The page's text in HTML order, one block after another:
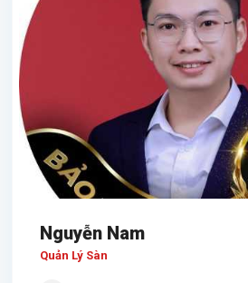
Nguyễn Nam
Quản Lý Sàn